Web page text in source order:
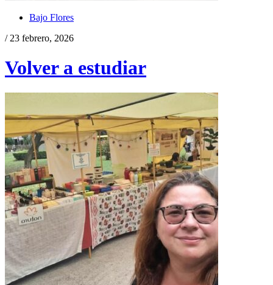
Bajo Flores
/ 23 febrero, 2026
Volver a estudiar